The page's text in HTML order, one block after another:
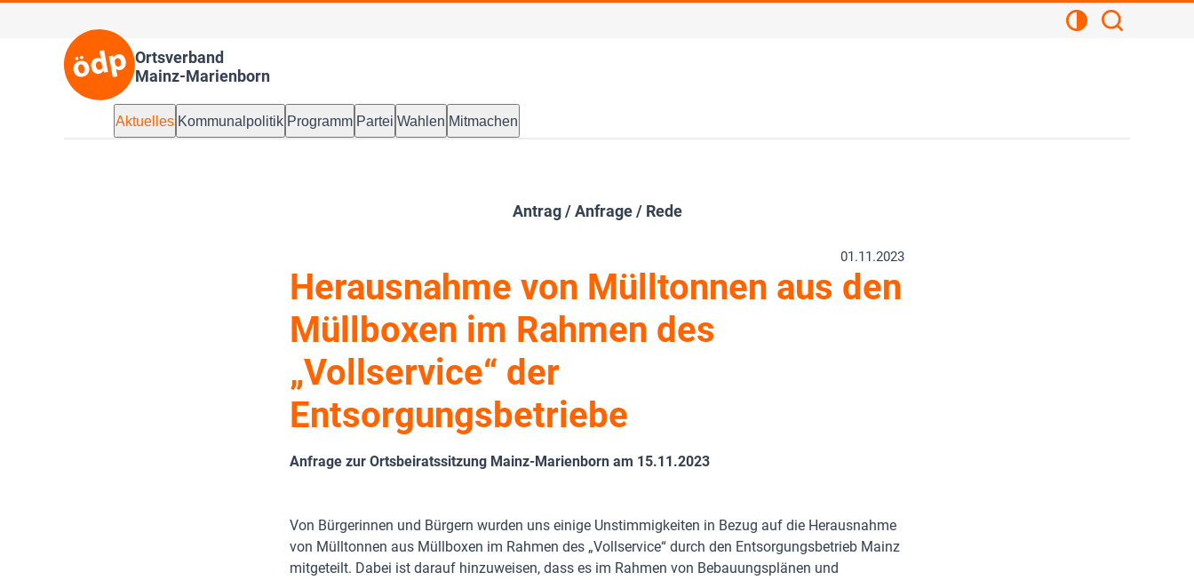
Ortsverband
Mainz-Marienborn
Kontrastansicht
Aktuelles Kommunalpolitik Programm Partei Wahlen Mitmachen
Antrag / Anfrage / Rede
01.11.2023
Herausnahme von Mülltonnen aus den
Müllboxen im Rahmen des
„Vollservice“ der
Entsorgungsbetriebe
Anfrage zur Ortsbeiratssitzung Mainz-Marienborn am 15.11.2023
Von Bürgerinnen und Bürgern wurden uns einige Unstimmigkeiten in Bezug auf die Herausnahme
von Mülltonnen aus Müllboxen im Rahmen des „Vollservice“ durch den Entsorgungsbetrieb Mainz
mitgeteilt. Dabei ist darauf hinzuweisen, dass es im Rahmen von Bebauungsplänen und